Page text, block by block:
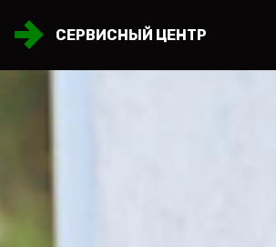
СЕРВИСНЫЙ ЦЕНТР